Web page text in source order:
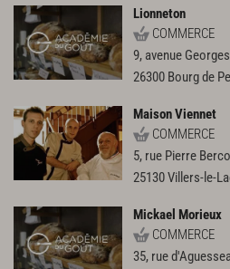
Lionneton
COMMERCE
9, avenue
26300 Bourg de
Maison Viennet
COMMERCE
5, rue Pierre
25130Villers-le-
Mickael Morieux
COMMERCE
35, rue